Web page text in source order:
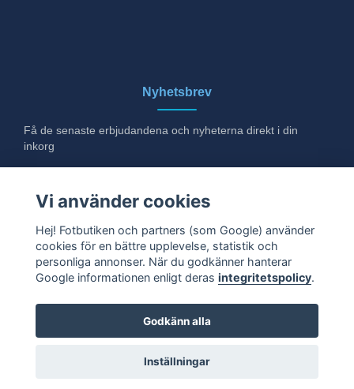
Nyhetsbrev
Få de senaste erbjudandena och nyheterna direkt i din
inkorg
Ja tack!
© 2026 Fotbutiken. Alla rättigheter förbehållna.
Vi använder cookies
Hej! Fotbutiken och partners (som Google) använder
cookies för en bättre upplevelse, statistik och
personliga annonser. När du godkänner hanterar
Google informationen enligt deras integritetspolicy.
Godkänn alla
Inställningar